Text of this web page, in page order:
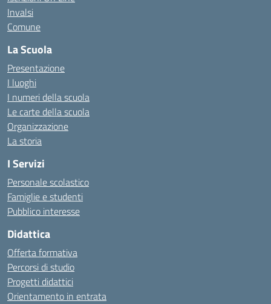
Invalsi
Comune
La Scuola
Presentazione
I luoghi
I numeri della scuola
Le carte della scuola
Organizzazione
La storia
I Servizi
Personale scolastico
Famiglie e studenti
Pubblico interesse
Didattica
Offerta formativa
Percorsi di studio
Progetti didattici
Orientamento in entrata